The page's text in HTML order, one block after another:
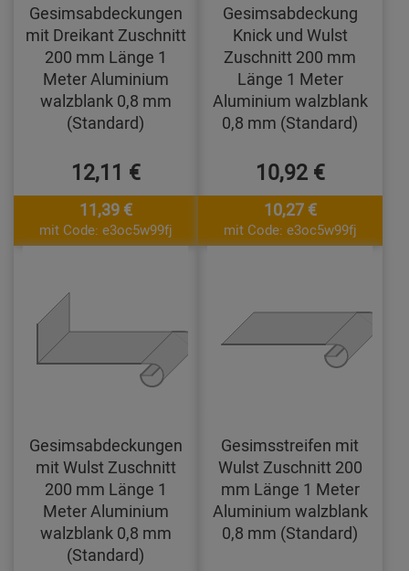
Gesimsabdeckungen
mit Dreikant Zuschnitt
200 mm Länge 1
Meter Aluminium
walzblank 0,8 mm
(Standard)
12,11 €
11,39 €
mit Code: e3oc5w99fj
Gesimsabdeckung
Knick und Wulst
Zuschnitt 200 mm
Länge 1 Meter
Aluminium walzblank
0,8 mm (Standard)
10,92 €
10,27 €
mit Code: e3oc5w99fj
Gesimsabdeckungen
mit Wulst Zuschnitt
200 mm Länge 1
Meter Aluminium
walzblank 0,8 mm
(Standard)
Gesimsstreifen mit
Wulst Zuschnitt 200
mm Länge 1 Meter
Aluminium walzblank
0,8 mm (Standard)